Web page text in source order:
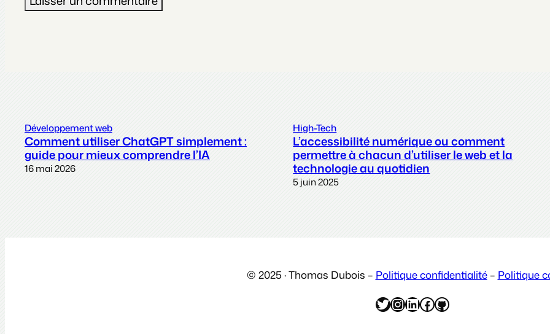
Développement web
Comment utiliser ChatGPT simplement :
guide pour mieux comprendre l’IA
16 mai 2026
High-Tech
L’accessibilité numérique ou comment
permettre à chacun d’utiliser le web et la
technologie au quotidien
5 juin 2025
© 2025 · Thomas Dubois – Politique confidentialité– Politique
Twitter
Instagram
LinkedIn
Facebook
GitHub